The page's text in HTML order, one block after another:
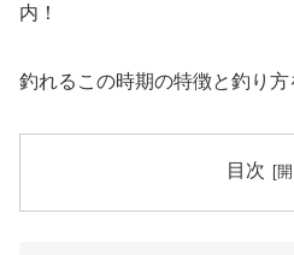
内！
釣れるこの時期の特徴と釣り方
目次